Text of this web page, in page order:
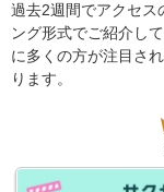
過去2週間でアクセス
ング形式でご紹介し
に多くの方が注目さ
ります。